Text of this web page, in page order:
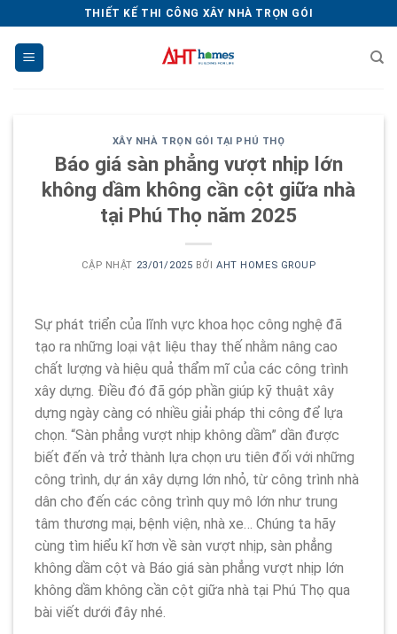
dung
THIẾT KẾ THI CÔNG XÂY NHÀ TRỌN GÓI
XÂY NHÀ TRỌN GÓI TẠI PHÚ THỌ
Báo giá sàn phẳng vượt nhịp lớn
không dầm không cần cột giữa nhà
tại Phú Thọ năm 2025
CẬP NHẬT 23/01/2025 BỞIAHT HOMES GROUP
Sự phát triển của lĩnh vực khoa học công nghệ đã
tạo ra những loại vật liệu thay thế nhằm nâng cao
chất lượng và hiệu quả thẩm mĩ của các công trình
xây dựng. Điều đó đã góp phần giúp kỹ thuật xây
dựng ngày càng có nhiều giải pháp thi công để lựa
chọn. “Sàn phẳng vượt nhịp không dầm” dần được
biết đến và trở thành lựa chọn ưu tiên đối với những
công trình, dự án xây dựng lớn nhỏ, từ công trình nhà
dân cho đến các công trình quy mô lớn như trung
tâm thương mại, bệnh viện, nhà xe… Chúng ta hãy
cùng tìm hiểu kĩ hơn về sàn vượt nhịp, sàn phẳng
không dầm cột và Báo giá sàn phẳng vượt nhịp lớn
không dầm không cần cột giữa nhà tại Phú Thọ qua
bài viết dưới đây nhé.